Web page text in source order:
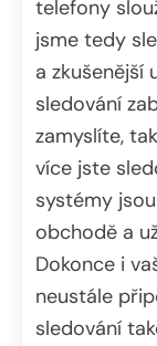
telefony
jsme tedy
a zkušenější
sledování
zamyslíte,
více jste
systémy
obchodě a
Dokonce i
neustále
sledování